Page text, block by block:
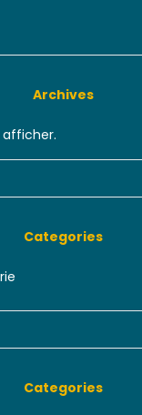
Archives
Categories
Categories